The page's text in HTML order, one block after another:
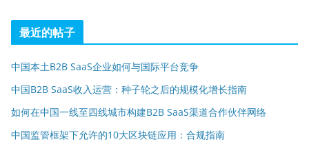
最近的帖子
中国本土B2B SaaS企业如何与国际平台竞争
中国B2B SaaS收入运营：种子轮之后的规模化增长指南
如何在中国一线至四线城市构建B2B SaaS渠道合作伙伴网络
中国监管框架下允许的10大区块链应用：合规指南